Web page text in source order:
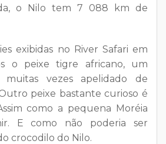
o Nilo tem 7 088 km de
exibidas no River Safari em
o peixe tigre africano, um
muitas vezes apelidado de
peixe bastante curioso é
como a pequena Moréia
E como não poderia ser
crocodilo do Nilo.